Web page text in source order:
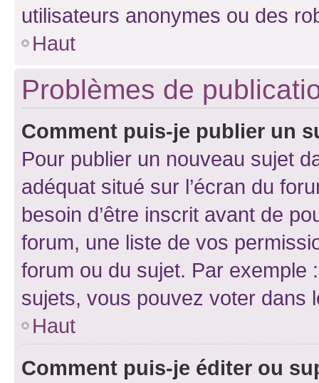
utilisateurs anonymes ou des
Haut
Problèmes de
Comment puis-je publier un
Pour publier un nouveau sujet
adéquat situé sur l’écran du
besoin d’être inscrit avant de
forum, une liste de vos
forum ou du sujet. Par exemple
sujets, vous pouvez voter dans
Haut
Comment puis-je éditer ou